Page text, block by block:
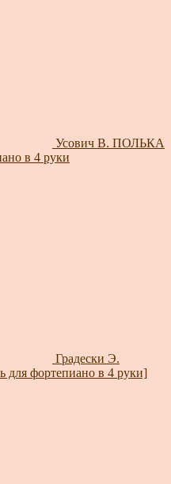
Усович В. ПОЛЬКА
в 4 руки
Градески Э.
фортепиано в 4 руки]